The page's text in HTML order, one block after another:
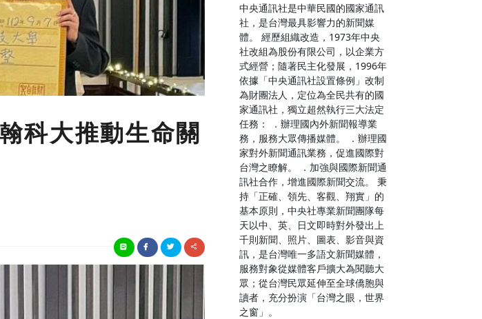
科大推動生命關
中央通訊社是中華民國的國家通訊
社，是台灣最具影響力的新聞媒
體。 經歷組織改造，1973年中央
社改組為股份有限公司，以企業方
式經營；隨著民主化發展，1996年
依據「中央通訊社設置條例」改制
為財團法人，定位為全民共有的國
家通訊社，獨立超然執行三大法定
任務： ．辦理國內外新聞報導業
務，服務大眾傳播媒體。 ．辦理國
家對外新聞通訊業務，促進國際對
台灣之瞭解。 ．加強與國際新聞通
訊社合作，增進國際新聞交流。 秉
持「正確、領先、客觀、翔實」的
基本原則，中央社專業新聞團隊每
天以中、英、日文即時對外發出上
千則新聞、照片、圖表、影音與資
訊，是台灣唯一多語文新聞媒體，
服務對象從媒體客戶擴大為閱聽大
眾；從台灣民眾延伸至全球僑胞與
讀者，充分扮演「台灣之眼，世界
之窗」。